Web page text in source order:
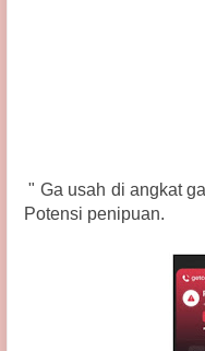
" Ga usah di angkat
Potensi penipuan.